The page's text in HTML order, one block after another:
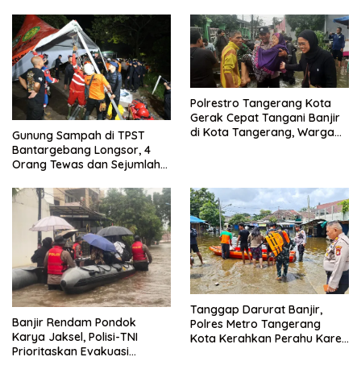
Gunung Sampah di TPST
Bantargebang Longsor, 4
Orang Tewas dan Sejumlah
Polrestro Tangerang Kota
Gerak Cepat Tangani Banjir
di Kota Tangerang, Warga
Banjir Rendam Pondok
Karya Jaksel, Polisi-TNI
Prioritaskan Evakuasi
Tanggap Darurat Banjir,
Polres Metro Tangerang
Kota Kerahkan Perahu Karet